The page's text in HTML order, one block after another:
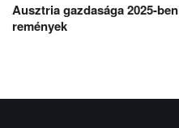
Ausztria gazdasága 2025-
remények